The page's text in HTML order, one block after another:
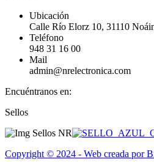
Ubicación
Calle Río Elorz 10, 31110
Teléfono
948 31 16 00
Mail
admin@nrelectronica.com
Encuéntranos en:
Facebook
opens
new
Linkedin
opens
new
Instagram
opens
new
Sellos
Copyright © 2024 - Web creada por